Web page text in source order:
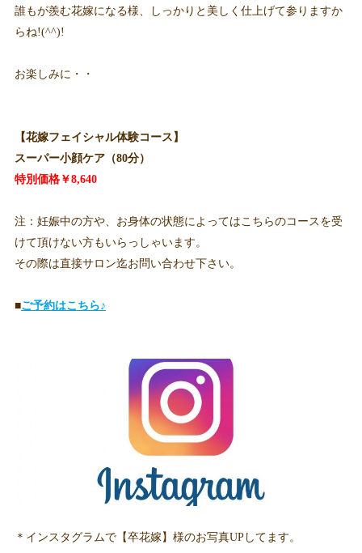
誰もが羨む花嫁になる様、しっかりと美しく仕上げて参りますか
らね!(^^)!
お楽しみに・・
【花嫁フェイシャル体験コース】
スーパー小顔ケア（80分）
特別価格￥8,640
注：妊娠中の方や、お身体の状態によってはこちらのコースを受
けて頂けない方もいらっしゃいます。
その際は直接サロン迄お問い合わせ下さい。
■ご予約はこちら♪
＊インスタグラムで【卒花嫁】様のお写真UPしてます。